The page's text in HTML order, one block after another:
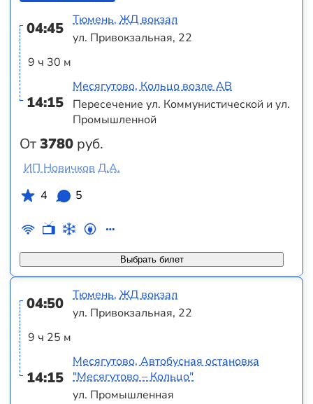
04:45
9 ч 30 м
14:15
От3780 руб.
Тюмень, ЖД вокзал
ул. Привокзальная, 22
Месягутово, Кольцо возле АВ
Пересечение ул. Коммунистической и ул.
Промышленной
Выбрать билет
ИП Новичков Д.А.
4
5
04:50
9 ч 25 м
14:15
Тюмень, ЖД вокзал
ул. Привокзальная, 22
Месягутово, Автобусная остановка
"Месягутово – Кольцо"
ул. Промышленная